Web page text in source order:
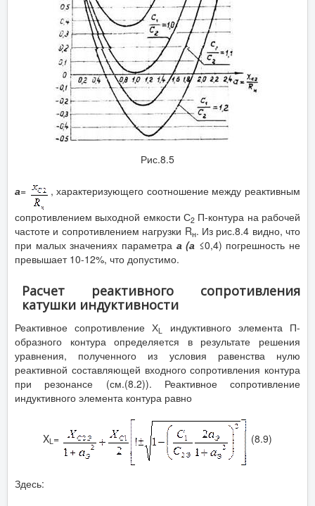
Рис.8.5
а=
, характеризующего соотношение между реактивным
сопротивлением выходной емкости С2 П-контура на рабочей
частоте и сопротивлением нагрузки Rн. Из рис.8.4 видно, что
при малых значениях параметра а (а ≤0,4) погрешность не
превышает 10-12%, что допустимо.
Расчет реактивного сопротивления
катушки индуктивности
Реактивное сопротивление ХL
индуктивного элемента П-
образного контура определяется в результате решения
уравнения, полученного из условия равенства нулю
реактивной составляющей входного сопротивления контура
при резонансе (см.(8.2)). Реактивное сопротивление
индуктивного элемента контура равно
XL= (8.9)
Здесь: